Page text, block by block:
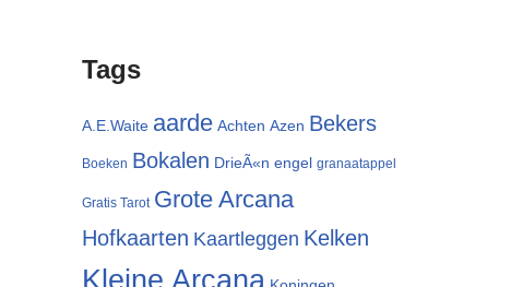
Tags
A.E.Waite aarde Achten Azen Bekers
Boeken Bokalen DrieÃ«n engel granaatappel
Gratis Tarot Grote Arcana
Hofkaarten Kaartleggen Kelken
Kleine Arcana